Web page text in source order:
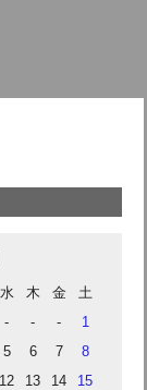
水 木 金
土
- - -
1
5 6 7
8
12 13 14
15